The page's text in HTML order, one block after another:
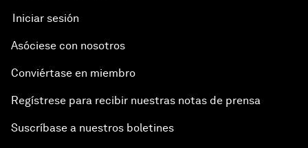
Iniciar sesión
Asóciese con nosotros
Conviértase en miembro
Regístrese para recibir nuestras notas de prensa
Suscríbase a nuestros boletines